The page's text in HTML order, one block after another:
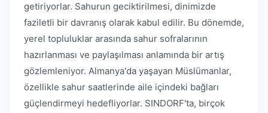
getiriyorlar. Sahurun geciktirilmesi, dinimizde
faziletli bir davranış olarak kabul edilir. Bu dönemde,
yerel topluluklar arasında sahur sofralarının
hazırlanması ve paylaşılması anlamında bir artış
gözlemleniyor. Almanya'da yaşayan Müslümanlar,
özellikle sahur saatlerinde aile içindeki bağları
güçlendirmeyi hedefliyorlar. SINDORF'ta, birçok